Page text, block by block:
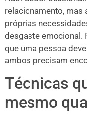
relacionamento, mas
próprias
desgaste emocional.
que uma pessoa
ambos precisam
Técnicas
mesmo